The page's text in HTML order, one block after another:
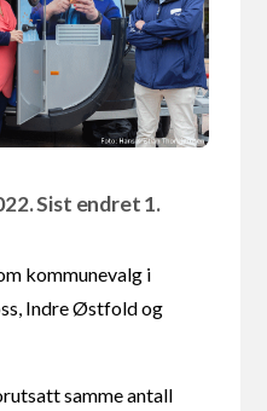
Sist endret 1.
kommunevalg i
Indre Østfold og
samme antall